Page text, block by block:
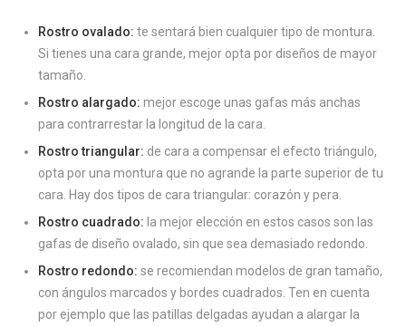
Rostro ovalado: te sentará bien cualquier tipo de montura.
Si tienes una cara grande, mejor opta por diseños de mayor
tamaño.
Rostro alargado: mejor escoge unas gafas más anchas
para contrarrestar la longitud de la cara.
Rostro triangular: de cara a compensar el efecto triángulo,
opta por una montura que no agrande la parte superior de tu
cara. Hay dos tipos de cara triangular: corazón y pera.
Rostro cuadrado: la mejor elección en estos casos son las
gafas de diseño ovalado, sin que sea demasiado redondo.
Rostro redondo: se recomiendan modelos de gran tamaño,
con ángulos marcados y bordes cuadrados. Ten en cuenta
por ejemplo que las patillas delgadas ayudan a alargar la